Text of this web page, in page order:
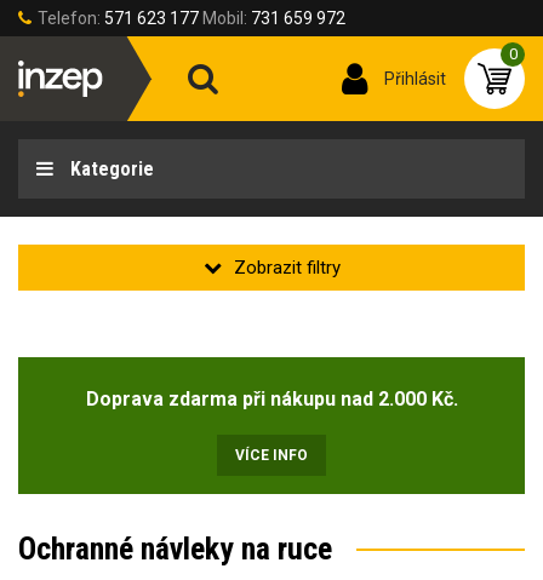
Telefon: 571 623 177 Mobil: 731 659 972
Přihlásit
0
Kategorie
Sezóna
(16)
zima(3)
Doprava zdarma při nákupu nad 2.000 Kč.
VÍCE INFO
Ochranné návleky na ruce